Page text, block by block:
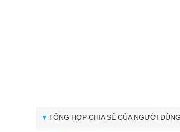
TỔNG HỢP CHIA SẺ CỦA NGƯỜI DÙNG